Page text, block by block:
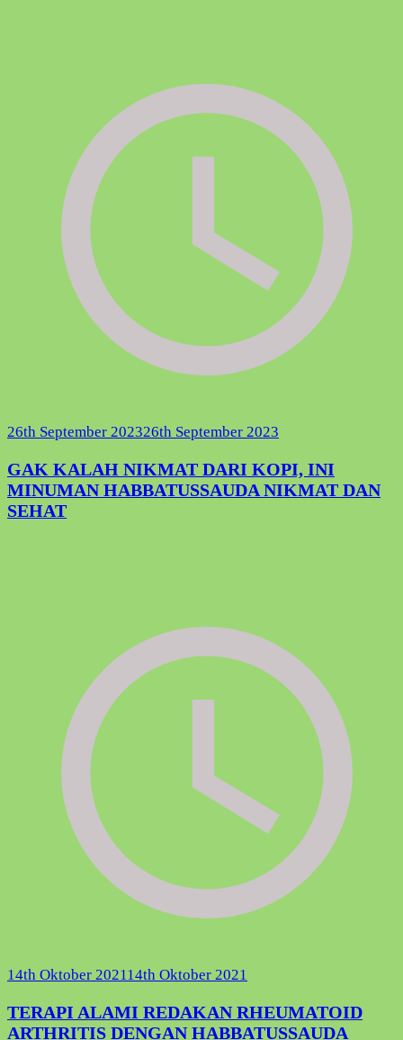
26th September 202326th September 2023
GAK KALAH NIKMAT DARI KOPI, INI
MINUMAN HABBATUSSAUDA NIKMAT DAN
SEHAT
14th Oktober 202114th Oktober 2021
TERAPI ALAMI REDAKAN RHEUMATOID
ARTHRITIS DENGAN HABBATUSSAUDA